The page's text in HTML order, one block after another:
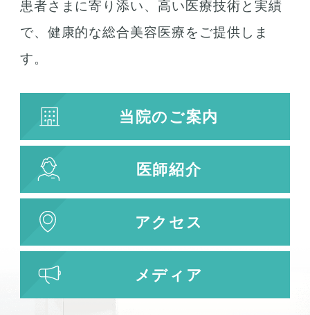
患者さまに寄り添い、高い医療技術と実績
で、健康的な総合美容医療をご提供しま
す。
当院のご案内
医師紹介
アクセス
メディア